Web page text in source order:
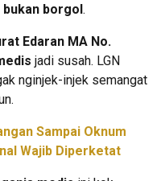
borgol.
Edaran MA No.
jadi susah. LGN
nginjek-injek semangat
Sampai Oknum
Wajib Diperketat